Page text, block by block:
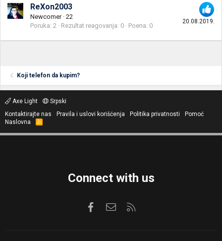
20.08.2019.
ReXon2003
Newcomer · 22
Poruka 2 Rezultat reagovanja 0 Poena 0
Koji telefon da kupim?
Axe Light
Srpski
Kontaktirajte nas
Pravila i uslovi korišćenja Politika privatnosti
Pomoć
Naslovna
R
S
Connect with us
FacebookKontaktirajte nas